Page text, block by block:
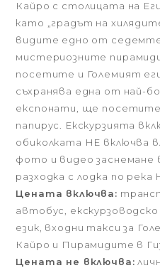
Кайро с столицата на
като „градът на
видите едно от седемте
мистериозните
посетите и Големият
съхранява една от най-
експонати, ще посетите
папирус. Екскурзията
обиколката НЕ включва
фото и видео заснемане
разходка с лодка по река
Цената включва:
автобус,
език, входни такси за
Кайро и Пирамидите в
Цената не включва: